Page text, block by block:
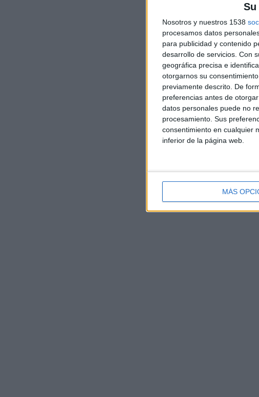
Nosotros y nuestros 1538
procesamos datos
para publicidad y contenido
desarrollo de servicios. Con
geográfica precisa e
otorgarnos su
previamente descrito. De
preferencias antes de
datos personales puede no
procesamiento. Sus
consentimiento en cualquier
inferior de la página web.
MÁS